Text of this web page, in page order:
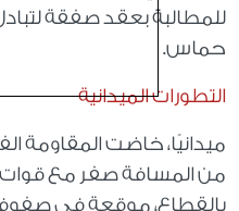
للمطالبة بعقد صفقة
حماس.
التطورات الميدانية
ميدانيًا، خاضت المقاومة
من المسافة صفر مع قوات
بالقطاع، موقعة في